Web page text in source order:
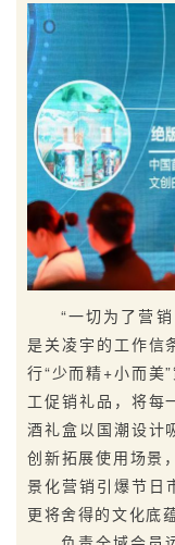
“一切为了营
是关凌宇的工作信
行“少而精+小而美
工促销礼品，将每
酒礼盒以国潮设计
创新拓展使用场景
景化营销引爆节日
更将舍得的文化底